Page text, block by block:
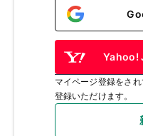
Yahoo!
マイページ登録をさ
登録いただけます。